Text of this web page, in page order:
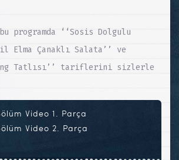
programda ‘‘Sosis Dolgulu
Elma Çanaklı Salata’’ ve
Tatlısı’’ tariflerini sizlerle
Video 1. Parça
Video 2. Parça